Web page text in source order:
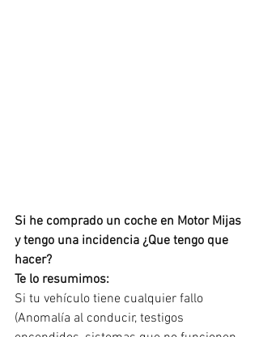
Si he comprado un coche en Motor Mijas
y tengo una incidencia ¿Que tengo que
hacer?
Te lo resumimos:
Si tu vehículo tiene cualquier fallo
(Anomalía al conducir, testigos